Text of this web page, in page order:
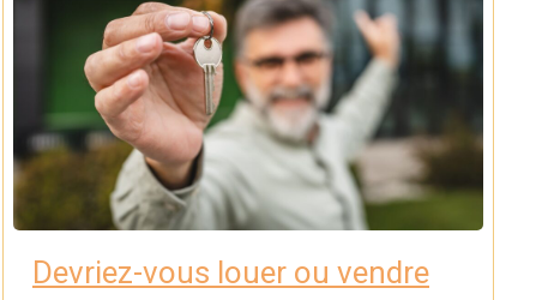
Devriez-vous louer ou vendre